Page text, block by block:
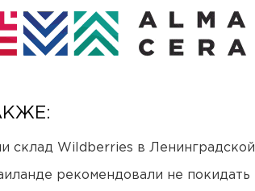
склад Wildberries в
рекомендовали не